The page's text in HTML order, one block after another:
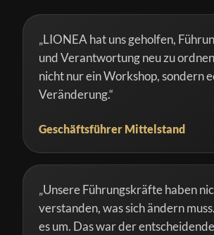
„LIONEA hat uns geholfen,
und Verantwortung neu zu
nicht nur ein Workshop, sondern
Veränderung.“
Geschäftsführer Mittelstand
„Unsere Führungskräfte haben
verstanden, was sich ändern
es um. Das war der entscheidende